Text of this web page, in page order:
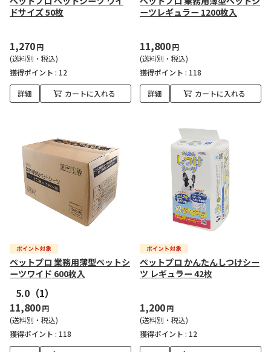
ドサイズ 50枚
1,270円
(送料別・税込)
獲得ポイント : 12
詳細 カートに入れる
ーツレギュラー 1200枚入
11,800円
(送料別・税込)
獲得ポイント : 118
詳細 カートに入れる
ペットプロ 業務用薄型ペットシ
ーツワイド 600枚入
5.0 （1）
11,800円
(送料別・税込)
獲得ポイント : 118
ペットプロ かんたんしつけシー
ツ レギュラー 42枚
1,200円
(送料別・税込)
獲得ポイント : 12